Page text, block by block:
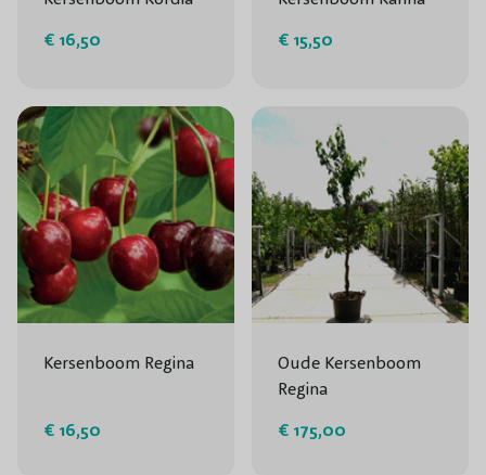
€ 16,50
€ 15,50
Kersenboom Regina
€ 16,50
Oude Kersenboom
Regina
€ 175,00